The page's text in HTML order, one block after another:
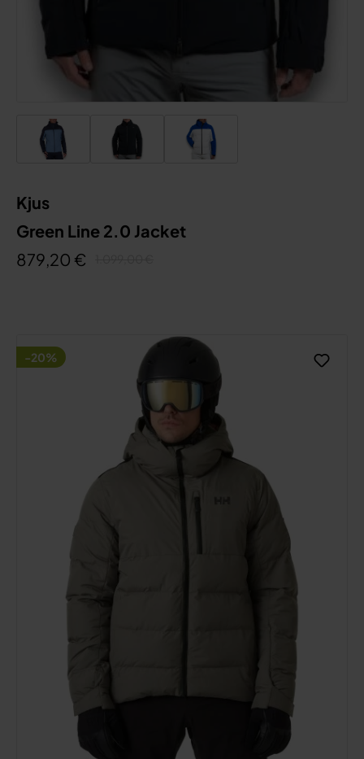
Kjus
Green Line 2.0 Jacket
879,20 €
-20%